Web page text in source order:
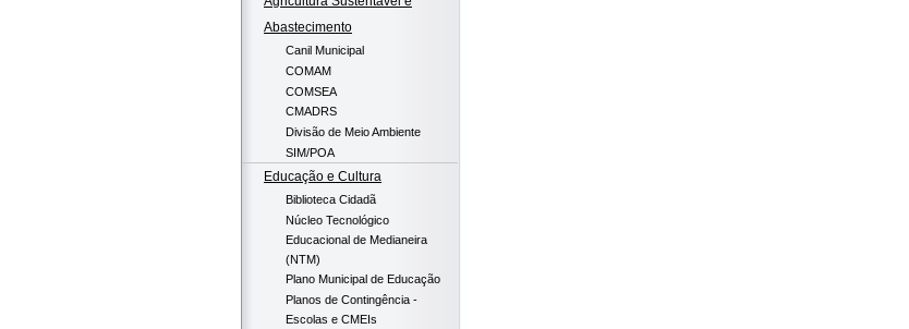
Abastecimento
Canil Municipal
COMAM
COMSEA
CMADRS
Divisão de Meio Ambiente
SIM/POA
Educação e Cultura
Biblioteca Cidadã
Núcleo Tecnológico
Educacional de Medianeira
(NTM)
Plano Municipal de Educação
Planos de Contingência -
Escolas e CMEIs